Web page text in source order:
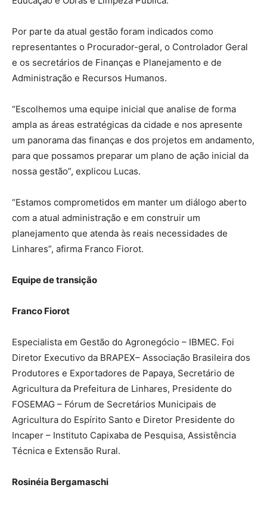
Por parte da atual gestão foram indicados como
representantes o Procurador-geral, o Controlador Geral
e os secretários de Finanças e Planejamento e de
Administração e Recursos Humanos.
“Escolhemos uma equipe inicial que analise de forma
ampla as áreas estratégicas da cidade e nos apresente
um panorama das finanças e dos projetos em andamento,
para que possamos preparar um plano de ação inicial da
nossa gestão”, explicou Lucas.
“Estamos comprometidos em manter um diálogo aberto
com a atual administração e em construir um
planejamento que atenda às reais necessidades de
Linhares”, afirma Franco Fiorot.
Equipe de transição
Franco Fiorot
Especialista em Gestão do Agronegócio – IBMEC. Foi
Diretor Executivo da BRAPEX– Associação Brasileira dos
Produtores e Exportadores de Papaya, Secretário de
Agricultura da Prefeitura de Linhares, Presidente do
FOSEMAG – Fórum de Secretários Municipais de
Agricultura do Espírito Santo e Diretor Presidente do
Incaper – Instituto Capixaba de Pesquisa, Assistência
Técnica e Extensão Rural.
Rosinéia Bergamaschi